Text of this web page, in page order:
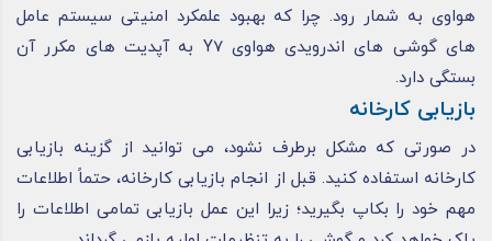
هواوی به شمار رود. چرا که بهبود علمکرد امنیتی سیستم عامل
های گوشی های اندرویدی هواوی Y7 به آپدیت های مکرر آن
بستگی دارد.
بازیابی کارخانه
در صورتی که مشکل برطرف نشود، می ‌توانید از گزینه بازیابی
کارخانه استفاده کنید. قبل از انجام بازیابی کارخانه، حتماً اطلاعات
مهم خود را بکاپ بگیرید؛ زیرا این عمل بازیابی تمامی اطلاعات را